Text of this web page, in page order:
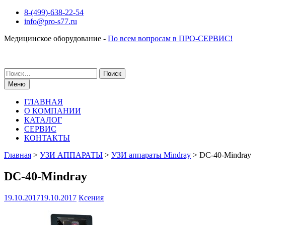
Перейти8-(499)-638-22-54
info@pro-s77.ru
Медицинское оборудование - По всем вопросам в ПРО-СЕРВИС!
Поиск
по:Меню
ГЛАВНАЯ
О КОМПАНИИ
КАТАЛОГ
СЕРВИС
КОНТАКТЫ
Главная > УЗИ АППАРАТЫ > УЗИ аппараты Mindray > DC-40-Mindray
DC-40-Mindray
19.10.201719.10.2017 Ксения